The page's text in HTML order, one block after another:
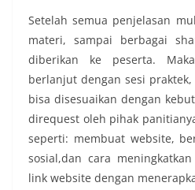
Setelah semua penjelasan
materi, sampai berbagai
diberikan ke peserta.
berlanjut dengan sesi
bisa disesuaikan dengan
direquest oleh pihak
seperti: membuat website,
sosial,dan cara
link website dengan